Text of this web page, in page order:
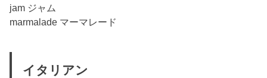
jam ジャム
marmalade マーマレード
イタリアン